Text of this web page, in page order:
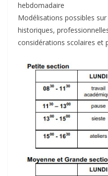
hebdomadaire
Modélisations possibles
historiques,
considérations scolaires et